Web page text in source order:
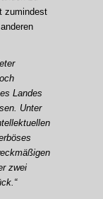
zumindest
Landes
Unter
zwei